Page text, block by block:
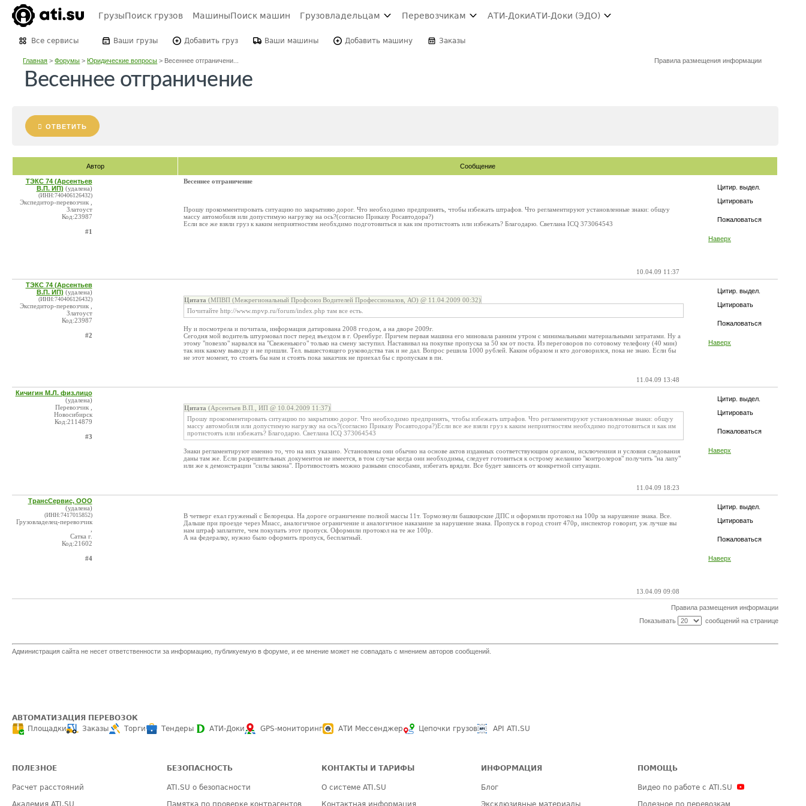
ГрузыПоиск грузов МашиныПоиск машин Грузовладельцам Перевозчикам АТИ-ДокиАТИ-Доки (ЭДО)
Все сервисы Ваши грузы Добавить груз Ваши машины Добавить машину Заказы
Главная >Форумы >Юридические вопросы > Весеннее отграничени... Правила размещения информации
Весеннее отграничение
ОТВЕТИТЬ
Автор Сообщение
Цитир. выдел.
Цитировать
Пожаловаться
Наверх
ТЭКС 74 (Арсентьев
В.П. ИП) (удалена)
(ИНН:740406126432)
Экспедитор-перевозчик ,
Златоуст
Код:23987
#1
Весеннее отграничение
Прошу прокомментировать ситуацию по закрытияю дорог. Что необходимо предпринять, чтобы избежать штрафов. Что регламентируют установленные знаки: общуу
массу автомобиля или допустимую нагрузку на ось?(согласно Приказу Росавтодора?)
Если все же взяли груз к каким неприятностям необхдимо подготовиться и как им протистоять или избежать? Благодарю. Светлана ICQ 373064543
10.04.09 11:37
Цитир. выдел.
Цитировать
Пожаловаться
Наверх
ТЭКС 74 (Арсентьев
В.П. ИП) (удалена)
(ИНН:740406126432)
Экспедитор-перевозчик ,
Златоуст
Код:23987
#2
Цитата (МПВП (Межрегиональный Профсоюз Водителей Профессионалов, АО) @ 11.04.2009 00:32)
Почитайте http://www.mpvp.ru/forum/index.php там все есть.
Ну и посмотрела и почитала, информация датирована 2008 ггодом, а на дворе 2009г.
Сегодня мой водитель штурмовал пост перед въездом в г. Оренбург. Причем первая машина его миновала ранним утром с минимальными материальными затратами. Ну а
этому "повезло" нарвался на "Свеженького" только на смену заступил. Наставивал на покупке пропуска за 50 км от поста. Из переговоров по сотовому телефону (40 мин)
так ник какому выводу и не пришли. Тел. вышестоящего руководства так и не дал. Вопрос решила 1000 рублей. Каким образом и кто договорился, пока не знаю. Если бы
не этот момент, то стоять бы нам и стоять пока заказчик не приехал бы с пропускам в пн.
11.04.09 13:48
Цитир. выдел.
Цитировать
Пожаловаться
Наверх
Кичигин М.Л. физ.лицо
(удалена)
Перевозчик ,
Новосибирск
Код:2114879
#3
Цитата (Арсентьев В.П., ИП @ 10.04.2009 11:37)
Прошу прокомментировать ситуацию по закрытияю дорог. Что необходимо предпринять, чтобы избежать штрафов. Что регламентируют установленные знаки: общуу
массу автомобиля или допустимую нагрузку на ось?(согласно Приказу Росавтодора?)Если все же взяли груз к каким неприятностям необхдимо подготовиться и как им
протистоять или избежать? Благодарю. Светлана ICQ 373064543
Знаки регламентируют именно то, что на них указано. Установлены они обычно на основе актов изданных соответствующим органом, исключениия и условия следования
даны там же. Если разрешительных документов не имеется, в том случае когда они необходимы, следует готовиться к острому желанию "контролеров" получить "на лапу"
или же к демонстрации "силы закона". Противостоять можно разными способами, избегать врядли. Все будет зависеть от конкретной ситуации.
11.04.09 18:23
Цитир. выдел.
Цитировать
Пожаловаться
Наверх
ТрансСервис, ООО
(удалена)
(ИНН:7417015852)
Грузовладелец-перевозчик
Сатка г.
Код:21602
#4
В четверг ехал груженый с Белорецка. На дороге ограничение полной массы 11т. Тормознули башкирские ДПС и оформили протокол на 100р за нарушение знака. Все.
Дальше при проезде через Миасс, аналогичное ограничение и аналогичное наказание за нарушение знака. Пропуск в город стоит 470р, инспектор говорит, уж лучше вы
нам штраф заплатите, чем покупать этот пропуск. Оформили протокол на те же 100р.
А на федералку, нужно было оформить пропуск, бесплатный.
13.04.09 09:08
Правила размещения информации
Показывать
сообщений на странице
Администрация сайта не несет ответственности за информацию, публикуемую в форуме, и ее мнение может не совпадать с мнением авторов сообщений.
АВТОМАТИЗАЦИЯ ПЕРЕВОЗОК
Площадки
Заказы Торги Тендеры АТИ-Доки GPS-мониторинг АТИ Мессенджер Цепочки грузов API ATI.SU
ПОЛЕЗНОЕ
Расчет расстояний
Академия ATI.SU
БЕЗОПАСНОСТЬ
ATI.SU о безопасности
Памятка по проверке контрагентов
КОНТАКТЫ И ТАРИФЫ
О системе ATI.SU
Контактная информация
ИНФОРМАЦИЯ
Блог
Эксклюзивные материалы
ПОМОЩЬ
Видео по работе с ATI.SU
Полезное по перевозкам